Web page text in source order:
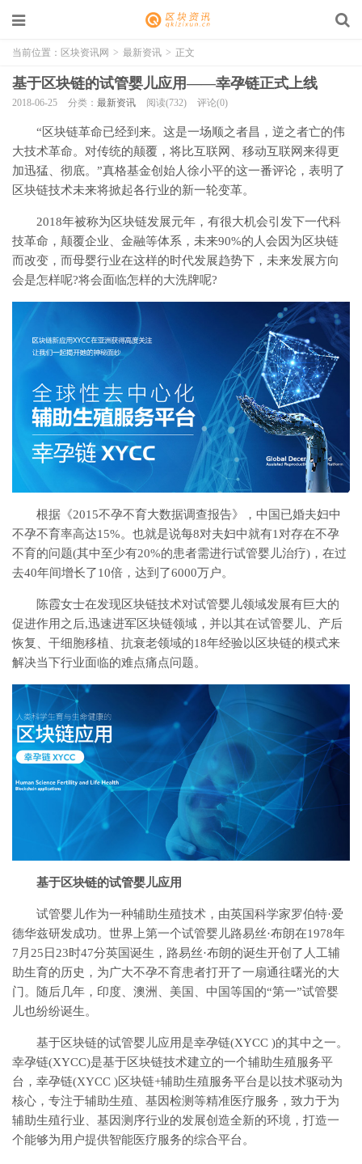
当前位置： 区块资讯网 > 最新资讯 > 正文
基于区块链的试管婴儿应用——幸孕链正式上线
2018-06-25 分类： 最新资讯 阅读(732) 评论(0)
“区块链革命已经到来。这是一场顺之者昌，逆之者亡的伟
大技术革命。对传统的颠覆，将比互联网、移动互联网来得更
加迅猛、彻底。”真格基金创始人徐小平的这一番评论，表明了
区块链技术未来将掀起各行业的新一轮变革。
2018年被称为区块链发展元年，有很大机会引发下一代科
技革命，颠覆企业、金融等体系，未来90%的人会因为区块链
而改变，而母婴行业在这样的时代发展趋势下，未来发展方向
会是怎样呢?将会面临怎样的大洗牌呢?
根据《2015不孕不育大数据调查报告》，中国已婚夫妇中
不孕不育率高达15%。也就是说每8对夫妇中就有1对存在不孕
不育的问题(其中至少有20%的患者需进行试管婴儿治疗)，在过
去40年间增长了10倍，达到了6000万户。
陈霞女士在发现区块链技术对试管婴儿领域发展有巨大的
促进作用之后,迅速进军区块链领域，并以其在试管婴儿、产后
恢复、干细胞移植、抗衰老领域的18年经验以区块链的模式来
解决当下行业面临的难点痛点问题。
基于区块链的试管婴儿应用
试管婴儿作为一种辅助生殖技术，由英国科学家罗伯特·爱
德华兹研发成功。世界上第一个试管婴儿路易丝·布朗在1978年
7月25日23时47分英国诞生，路易丝·布朗的诞生开创了人工辅
助生育的历史，为广大不孕不育患者打开了一扇通往曙光的大
门。随后几年，印度、澳洲、美国、中国等国的“第一”试管婴
儿也纷纷诞生。
基于区块链的试管婴儿应用是幸孕链(XYCC )的其中之一。
幸孕链(XYCC)是基于区块链技术建立的一个辅助生殖服务平
台，幸孕链(XYCC )区块链+辅助生殖服务平台是以技术驱动为
核心，专注于辅助生殖、基因检测等精准医疗服务，致力于为
辅助生殖行业、基因测序行业的发展创造全新的环境，打造一
个能够为用户提供智能医疗服务的综合平台。